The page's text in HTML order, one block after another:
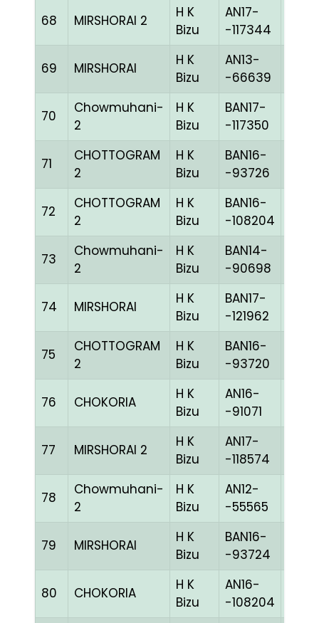
68 MIRSHORAI 2
H K
Bizu
AN17-
-117344
69 MIRSHORAI
H K
Bizu
AN13-
-66639
70
Chowmuhani-
2
H K
Bizu
BAN17-
-117350
71
CHOTTOGRAM
2
H K
Bizu
BAN16-
-93726
72
CHOTTOGRAM
2
H K
Bizu
BAN16-
-108204
73
Chowmuhani-
2
H K
Bizu
BAN14-
-90698
74 MIRSHORAI
H K
Bizu
BAN17-
-121962
75
CHOTTOGRAM
2
H K
Bizu
BAN16-
-93720
76 CHOKORIA
H K
Bizu
AN16-
-91071
77 MIRSHORAI 2
H K
Bizu
AN17-
-118574
78
Chowmuhani-
2
H K
Bizu
AN12-
-55565
79 MIRSHORAI
H K
Bizu
BAN16-
-93724
80 CHOKORIA
H K
Bizu
AN16-
-108204